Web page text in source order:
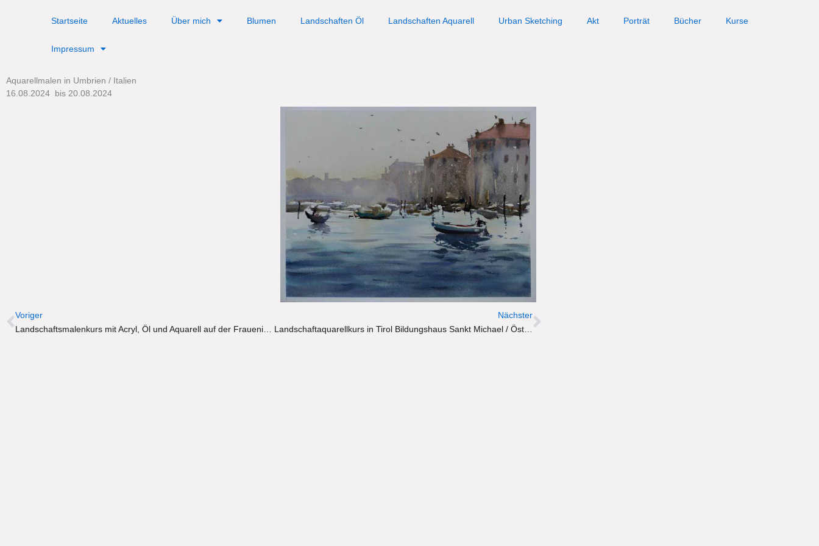
Startseite Aktuelles Über mich Blumen Landschaften Öl Landschaften Aquarell Urban Sketching Akt Porträt Bücher Kurse
Impressum
Aquarellmalen in Umbrien / Italien
16.08.2024 bis 20.08.2024
Zurück
Voriger
Landschaftsmalenkurs mit Acryl, Öl und Aquarell auf der Fraueninsel
Nächster
Landschaftaquarellkurs in Tirol Bildungshaus Sankt Michael / Österreich
Nächster